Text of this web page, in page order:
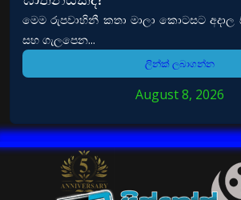
මෙම රුපවාහිනී කතා මාලා කොටසට
සහ ගැලපෙන...
ලින්ක් ලබාගන්න
August 8, 2026